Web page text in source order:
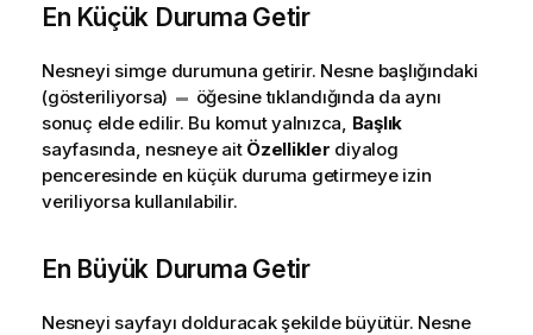
En Küçük Duruma Getir
Nesneyi simge durumuna getirir. Nesne başlığındaki
(gösteriliyorsa)
öğesine tıklandığında da aynı
sonuç elde edilir. Bu komut yalnızca, Başlık
sayfasında, nesneye ait Özellikler diyalog
penceresinde en küçük duruma getirmeye izin
veriliyorsa kullanılabilir.
En Büyük Duruma Getir
Nesneyi sayfayı dolduracak şekilde büyütür. Nesne